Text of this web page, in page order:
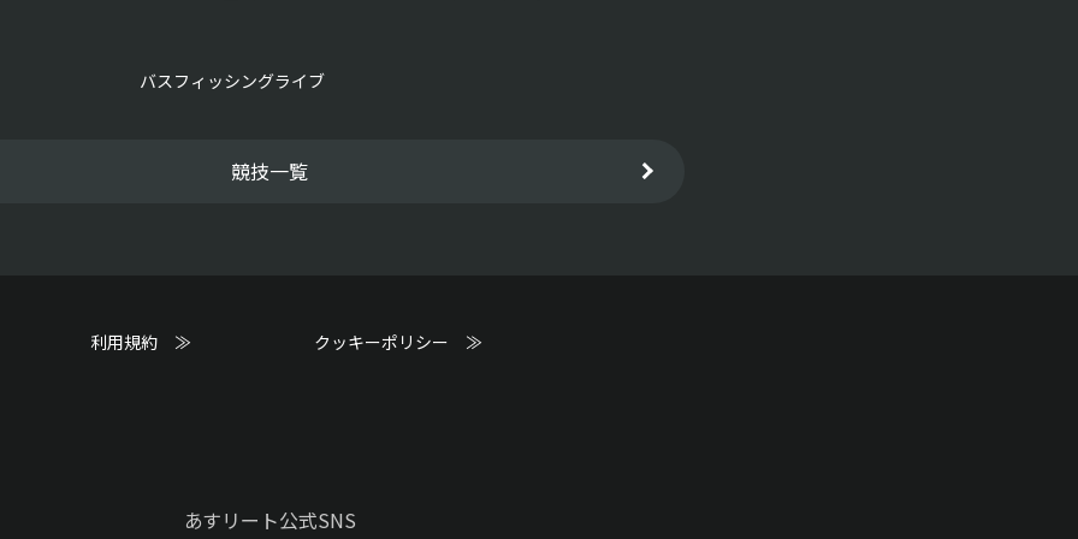
バスフィッシングライブ
競技一覧
利用規約 ≫ クッキーポリシー ≫
あすリート公式SNS